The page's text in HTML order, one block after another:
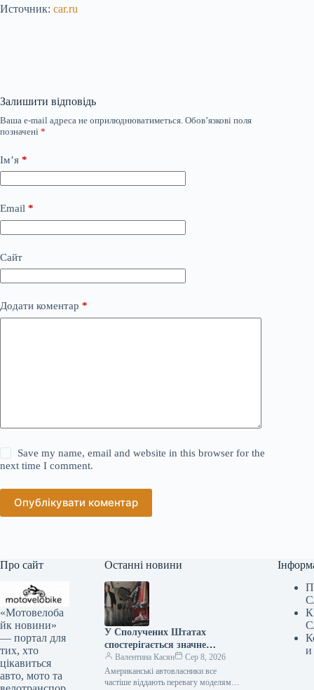
Источник: car.ru
Залишити відповідь
Ваша e-mail адреса не оприлюднюватиметься. Обов’язкові поля
позначені *
Ім’я *
Email *
Сайт
Додати коментар *
Save my name, email and website in this browser for the
next time I comment.
Опублікувати коментар
Про сайт
«Мотовелоба
йк новини»
— портал для
тих, хто
цікавиться
авто, мото та
Останні новини
У Сполучених Штатах
спостерігається значне
зниження популярності
елітних автомобілів.
Валентина Касян
Сер 8, 2026
Американські автовласники все
частіше віддають перевагу моделям
и